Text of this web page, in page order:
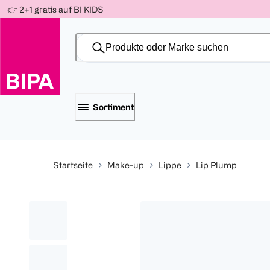
-10%
Für
150 Ös
-15%
Für
300 Ös
-20%
Für
500 Ös
Weiter
zum
👉 2+1 gratis auf BI KIDS
Sortiment
Startseite Make-up Lippe Lip Plump